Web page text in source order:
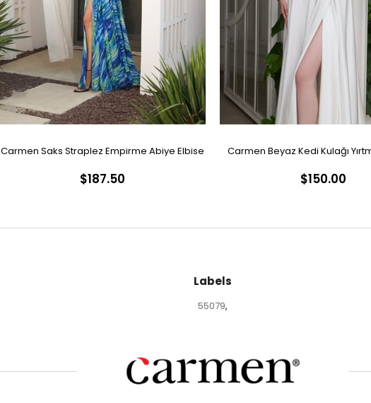
Carmen Saks Straplez Empirme Abiye Elbise
$187.50
Carmen Beyaz Kedi Kulağı
Nikah Elbisesi
$150.00
Labels
55079,